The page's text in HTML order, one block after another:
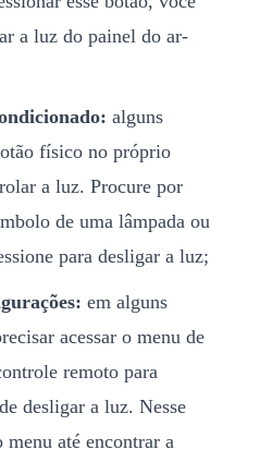
a luz do painel do ar-
alguns
físico no próprio
a luz. Procure por
de uma lâmpada ou
para desligar a luz;
em alguns
acessar o menu de
remoto para
desligar a luz. Nesse
menu até encontrar a